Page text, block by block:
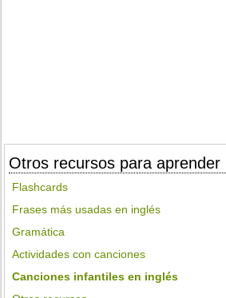
Otros recursos para aprender
Flashcards
Frases más usadas en inglés
Gramática
Actividades con canciones
Canciones infantiles en inglés